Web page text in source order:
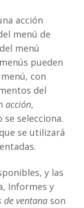
acción
menú de
menú
pueden
con
del
acción,
selecciona.
se utilizará
y las
Informes y
de ventana son